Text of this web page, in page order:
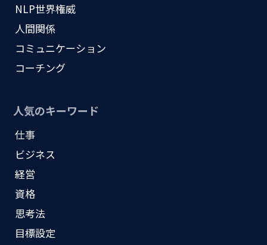
NLP世界権威
人間関係
コミュニケーション
コーチング
人気のキーワード
仕事
ビジネス
経営
資格
思考法
目標設定